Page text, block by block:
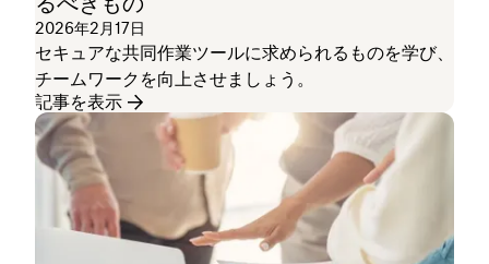
2026年2月17日
セキュアな共同作業ツールに求められるものを学び、
チームワークを向上させましょう。
記事を表示